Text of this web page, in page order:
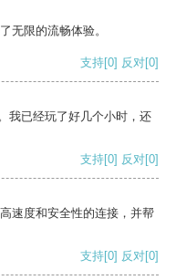
无限的流畅体验。
支持[0] 反对[0]
我已经玩了好几个小时，还
支持[0] 反对[0]
速度和安全性的连接，并帮
支持[0] 反对[0]